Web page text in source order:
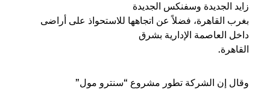
زايد الجديدة وسفنكس الجديدة
بغرب القاهرة، فضلاً عن اتجاهها للاستحواذ على أراضى
داخل العاصمة الإدارية بشرق
القاهرة.
وقال إن الشركة تطور مشروع “سنترو مول”